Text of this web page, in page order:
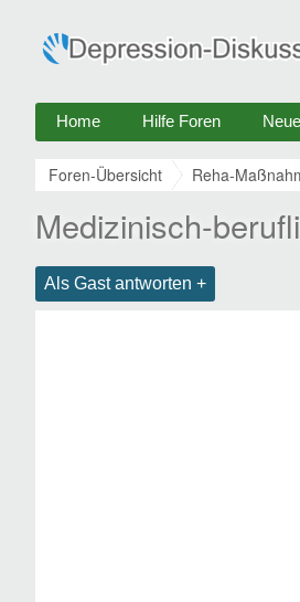
Home Hilfe Foren
Foren-Übersicht Reha-
Medizinisch-
Als Gast antworten +